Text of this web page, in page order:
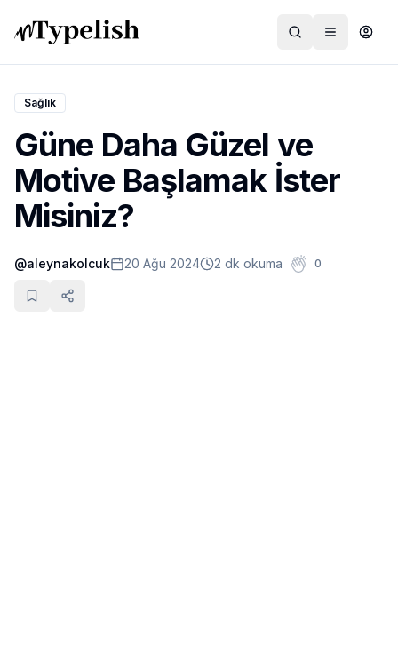
Dünya
Film ve Dizi
Kültür ve Sanat
Sağlık
Siyaset ve Tarih
Sağlık
Güne Daha Güzel ve
Motive Başlamak İster
Misiniz?
@aleynakolcuk 20 Ağu 2024 2 dk okuma 0